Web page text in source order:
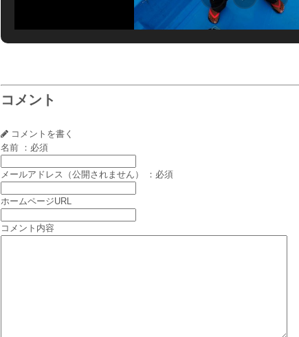
コメント
コメントを書く
名前 ：必須
メールアドレス（公開されません） ：必須
ホームページURL
コメント内容